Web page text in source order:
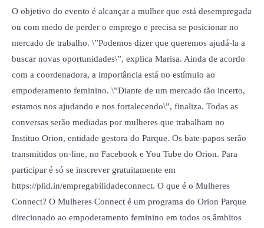
O objetivo do evento é alcançar a mulher que está desempregada
ou com medo de perder o emprego e precisa se posicionar no
mercado de trabalho. \”Podemos dizer que queremos ajudá-la a
buscar novas oportunidades\”, explica Marisa. Ainda de acordo
com a coordenadora, a importância está no estímulo ao
empoderamento feminino. \”Diante de um mercado tão incerto,
estamos nos ajudando e nos fortalecendo\”, finaliza. Todas as
conversas serão mediadas por mulheres que trabalham no
Instituo Orion, entidade gestora do Parque. Os bate-papos serão
transmitidos on-line, no Facebook e You Tube do Orion. Para
participar é só se inscrever gratuitamente em
https://plid.in/empregabilidadeconnect. O que é o Mulheres
Connect? O Mulheres Connect é um programa do Orion Parque
direcionado ao empoderamento feminino em todos os âmbitos